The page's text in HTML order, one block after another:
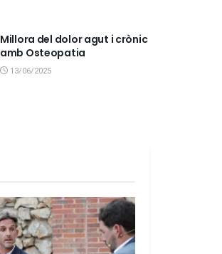
Millora del dolor agut i crònic
amb Osteopatia
13/06/2025